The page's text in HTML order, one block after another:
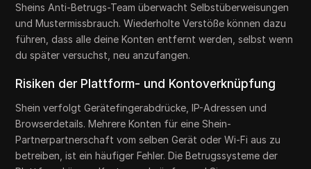
Sheins Anti-Betrugs-Team überwacht Selbstüberweisungen
und Mustermissbrauch. Wiederholte Verstöße können dazu
führen, dass alle deine Konten entfernt werden, selbst wenn
du später versuchst, neu anzufangen.
Risiken der Plattform- und Kontoverknüpfung
Shein verfolgt Gerätefingerabdrücke, IP-Adressen und
Browserdetails. Mehrere Konten für eine Shein-
Partnerpartnerschaft vom selben Gerät oder Wi-Fi aus zu
betreiben, ist ein häufiger Fehler. Die Betrugssysteme der